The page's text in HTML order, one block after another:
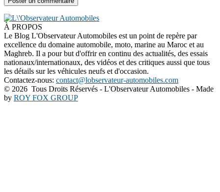
À PROPOS
Le Blog L'Observateur Automobiles est un point de repère par
excellence du domaine automobile, moto, marine au Maroc et au
Maghreb. Il a pour but d'offrir en continu des actualités, des essais
nationaux/internationaux, des vidéos et des critiques aussi que tous
les détails sur les véhicules neufs et d'occasion.
Contactez-nous: contact@lobservateur-automobiles.com
© 2026 Tous Droits Réservés - L'Observateur Automobiles - Made
by ROY FOX GROUP